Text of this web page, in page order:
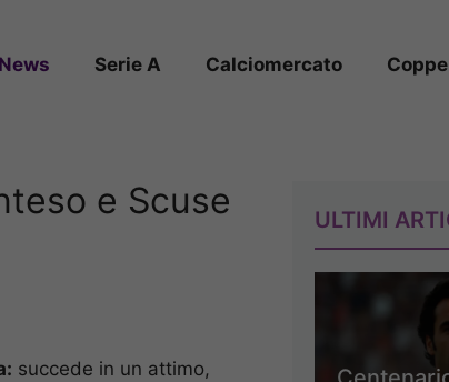
News Serie A Calciomercato Coppe
e Scuse
succede in un attimo,
ULTIMI